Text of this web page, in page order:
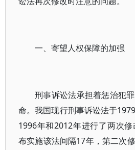
一、寄望人权保障的加强
刑事诉讼法承担着惩治犯
命。我国现行刑事诉讼法于
1996年和2012年进行了两次
布实施该法间隔17年，第二次